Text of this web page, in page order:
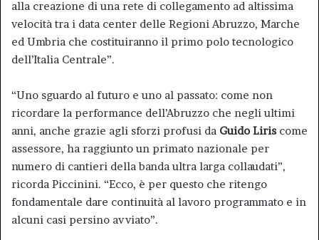
alla creazione di una rete di collegamento ad altissima
velocità tra i data center delle Regioni Abruzzo, Marche
ed Umbria che costituiranno il primo polo tecnologico
dell’Italia Centrale”.
“Uno sguardo al futuro e uno al passato: come non
ricordare la performance dell’Abruzzo che negli ultimi
anni, anche grazie agli sforzi profusi da Guido Liris come
assessore, ha raggiunto un primato nazionale per
numero di cantieri della banda ultra larga collaudati”,
ricorda Piccinini. “Ecco, è per questo che ritengo
fondamentale dare continuità al lavoro programmato e in
alcuni casi persino avviato”.